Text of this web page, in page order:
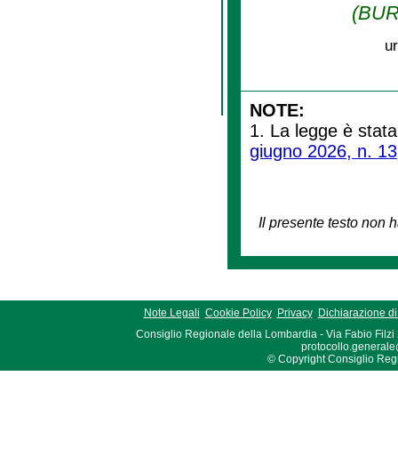
NOTE:
1. La legge è
giugno 2026, n. 13
Il presente testo non
Note Legali Cookie Policy Privacy Dichiarazione
Consiglio Regionale della Lombardia - Via Fabio Filzi
© Copyright Consiglio